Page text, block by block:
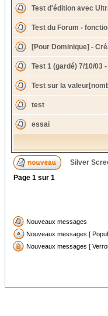
Test d'édition avec
Test du Forum -
[Pour Dominique] -
Test 1 (gardé) 7/10/03
Test sur la
test
essai
Silver
Page 1 sur 1
Nouveaux messages
Nouveaux messages [
Nouveaux messages [